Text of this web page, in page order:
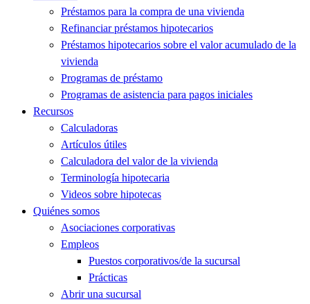
Préstamos para la compra de una vivienda
Refinanciar préstamos hipotecarios
Préstamos hipotecarios sobre el valor acumulado de la
vivienda
Programas de préstamo
Programas de asistencia para pagos iniciales
Recursos
Calculadoras
Artículos útiles
Calculadora del valor de la vivienda
Terminología hipotecaria
Videos sobre hipotecas
Quiénes somos
Asociaciones corporativas
Empleos
Puestos corporativos/de la sucursal
Prácticas
Abrir una sucursal